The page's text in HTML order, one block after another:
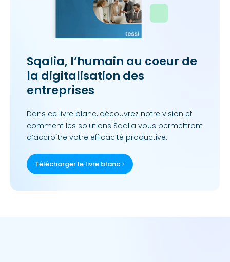
Sqalia, l’humain au coeur de
la digitalisation des
entreprises
Dans ce livre blanc, découvrez notre vision et
comment les solutions Sqalia vous permettront
d’accroître votre efficacité productive.
Télécharger le livre blanc